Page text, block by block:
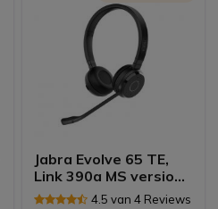
Jabra Evolve 65 TE,
Link 390a MS version
Stereo 4.5 van 4 Reviews